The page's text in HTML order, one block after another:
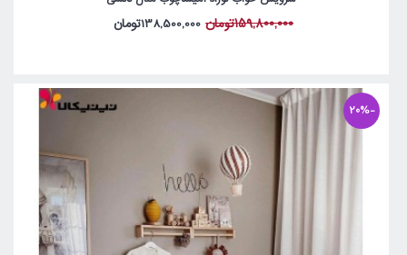
159,800,000تومان 138,500,000تومان
-20%